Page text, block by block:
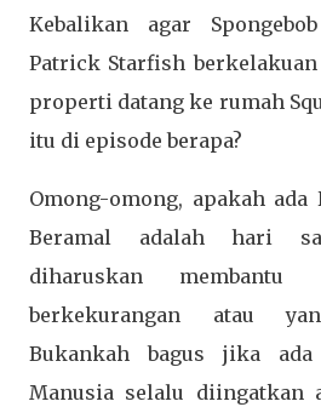
Kebalikan agar
Patrick Starfish
properti datang ke rumah
itu di episode berapa?
Omong-omong, apakah
Beramal adalah hari
diharuskan membantu
berkekurangan atau
Bukankah bagus jika
Manusia selalu diingatkan